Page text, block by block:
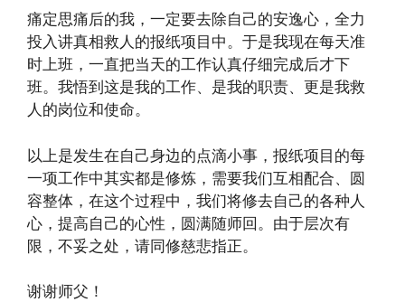
痛定思痛后的我，一定要去除自己的安逸心，全力
投入讲真相救人的报纸项目中。于是我现在每天准
时上班，一直把当天的工作认真仔细完成后才下
班。我悟到这是我的工作、是我的职责、更是我救
人的岗位和使命。
以上是发生在自己身边的点滴小事，报纸项目的每
一项工作中其实都是修炼，需要我们互相配合、圆
容整体，在这个过程中，我们将修去自己的各种人
心，提高自己的心性，圆满随师回。由于层次有
限，不妥之处，请同修慈悲指正。
谢谢师父！